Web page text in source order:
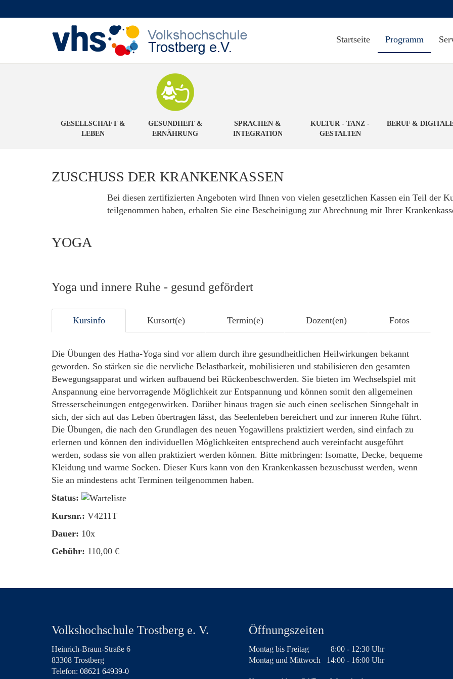
Startseite Programm
GESELLSCHAFT &
LEBEN
GESUNDHEIT &
ERNÄHRUNG
SPRACHEN &
INTEGRATION
KULTUR - TANZ -
GESTALTEN
BERUF &
ZUSCHUSS DER KRANKENKASSEN
Bei diesen zertifizierten Angeboten wird Ihnen von vielen gesetzlichen Kassen ein Teil der
teilgenommen haben, erhalten Sie eine Bescheinigung zur Abrechnung mit Ihrer
YOGA
Yoga und innere Ruhe - gesund gefördert
Kursinfo Kursort(e) Termin(e) Dozent(en) Fotos
Die Übungen des Hatha-Yoga sind vor allem durch ihre gesundheitlichen Heilwirkungen bekannt
geworden. So stärken sie die nervliche Belastbarkeit, mobilisieren und stabilisieren den gesamten
Bewegungsapparat und wirken aufbauend bei Rückenbeschwerden. Sie bieten im Wechselspiel mit
Anspannung eine hervorragende Möglichkeit zur Entspannung und können somit den allgemeinen
Stresserscheinungen entgegenwirken. Darüber hinaus tragen sie auch einen seelischen Sinngehalt in
sich, der sich auf das Leben übertragen lässt, das Seelenleben bereichert und zur inneren Ruhe führt.
Die Übungen, die nach den Grundlagen des neuen Yogawillens praktiziert werden, sind einfach zu
erlernen und können den individuellen Möglichkeiten entsprechend auch vereinfacht ausgeführt
werden, sodass sie von allen praktiziert werden können. Bitte mitbringen: Isomatte, Decke, bequeme
Kleidung und warme Socken. Dieser Kurs kann von den Krankenkassen bezuschusst werden, wenn
Sie an mindestens acht Terminen teilgenommen haben.
Status:
Kursnr.: V4211T
Dauer: 10x
Gebühr: 110,00 €
Volkshochschule Trostberg e. V.
Heinrich-Braun-Straße 6
83308 Trostberg
Telefon: 08621 64939-0
Öffnungszeiten
Montag bis Freitag
8:00 - 12:30 Uhr
Montag und Mittwoch 14:00 - 16:00 Uhr